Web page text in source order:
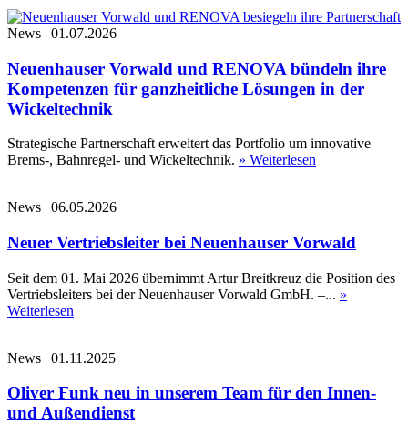
News | 01.07.2026
Neuenhauser Vorwald und RENOVA bündeln ihre
Kompetenzen für ganzheitliche Lösungen in der
Wickeltechnik
Strategische Partnerschaft erweitert das Portfolio um innovative
Brems-, Bahnregel- und Wickeltechnik. » Weiterlesen
News | 06.05.2026
Neuer Vertriebsleiter bei Neuenhauser Vorwald
Seit dem 01. Mai 2026 übernimmt Artur Breitkreuz die Position des
Vertriebsleiters bei der Neuenhauser Vorwald GmbH. –... »
Weiterlesen
News | 01.11.2025
Oliver Funk neu in unserem Team für den Innen-
und Außendienst